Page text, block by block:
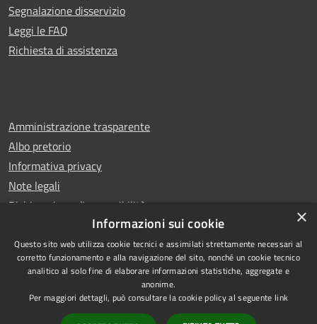
Segnalazione disservizio
Leggi le FAQ
Richiesta di assistenza
Amministrazione trasparente
Albo pretorio
Informativa privacy
Note legali
Dichiarazione di accessibilità
RSS
Accessibilità
Copyright © 2026 • Comune di
Castello di Cisterna • Powered
byMunicipium•
×
Informazioni sui cookie
Questo sito web utilizza cookie tecnici e assimilati strettamente necessari al
corretto funzionamento e alla navigazione del sito, nonché un cookie tecnico
analitico al solo fine di elaborare informazioni statistiche, aggregate e
anonime.
Per maggiori dettagli, può consultare la cookie policy al seguente link